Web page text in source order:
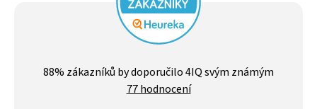
hodnocení
obchodu
je
88% zákazníků by doporučilo 4IQ svým známým
77 hodnocení